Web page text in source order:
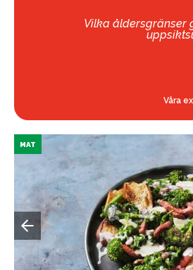
Vilka åldersgränser
Våra
MAT